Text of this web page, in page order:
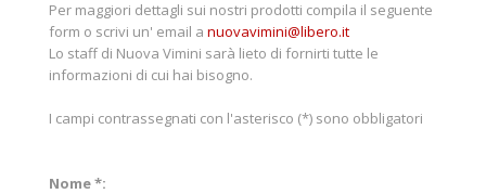
MOBILI IN GIUNCO
CONTATTI
Per maggiori dettagli sui nostri prodotti compila il seguente
form o scrivi un' email a nuovavimini@libero.it
Lo staff di Nuova Vimini sarà lieto di fornirti tutte le
informazioni di cui hai bisogno.
I campi contrassegnati con l'asterisco (*) sono obbligatori
Nome *: